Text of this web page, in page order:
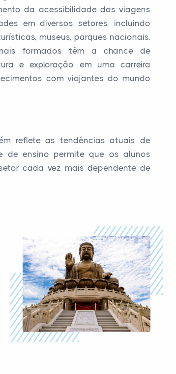
da acessibilidade das viagens
em diversos setores, incluindo
museus, parques nacionais,
formados têm a chance de
e exploração em uma carreira
com viajantes do mundo
reflete as tendências atuais de
de ensino permite que os alunos
cada vez mais dependente de